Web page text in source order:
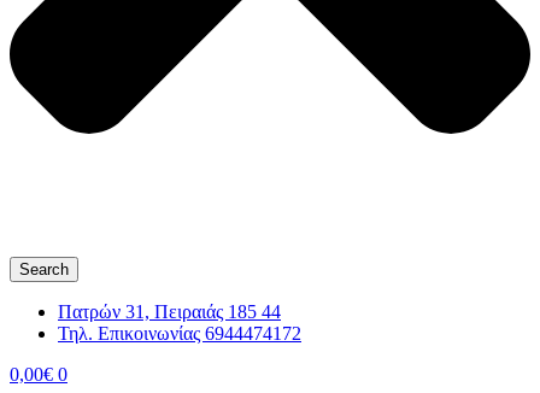
Search
Πατρών 31, Πειραιάς 185 44
Τηλ. Επικοινωνίας 6944474172
0,00€ 0